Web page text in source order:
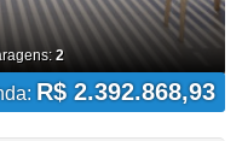
2
R$ 2.392.868,93